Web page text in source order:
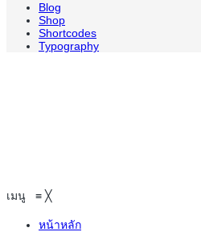
Blog
Shop
Shortcodes
Typography
เมนู ≡ ╳
หน้าหลัก